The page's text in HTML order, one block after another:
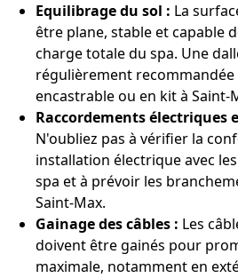
Equilibrage du sol : La
être plane, stable et capable
charge totale du spa. Une
régulièrement
encastrable ou en kit à Saint-
Raccordements électriques
N'oubliez pas à vérifier la
installation électrique avec
spa et à prévoir les
Saint-Max.
Gainage des câbles : Les
doivent être gainés pour
maximale, notamment en